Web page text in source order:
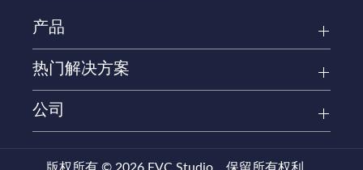
产品
热门解决方案
公司
版权所有 © 2026 FVC Studio。保留所有权利。